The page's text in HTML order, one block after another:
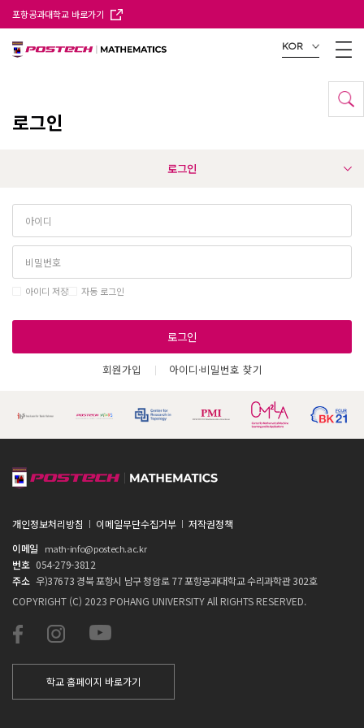
포항공과대학교 바로가기
KOR
로그인
로그인
아이디 저장 자동 로그인
로그인
회원가입 아이디·비밀번호 찾기
개인정보처리방침 이메일무단수집거부
저작권정책
이메일
math-info@postech.ac.kr
번호 054-279-3812
주소 우)37673 경북 포항시 남구 청암로 77 포항공과대학교 수리과학관 302호
COPYRIGHT (C) 2023 POHANG UNIVERSITY All RIGHTS RESERVED.
학교 홈페이지 바로가기